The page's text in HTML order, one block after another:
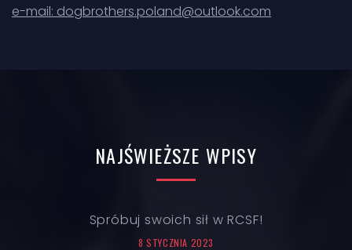
e-mail: dogbrothers.poland@outlook.com
NAJŚWIEŻSZE WPISY
Spróbuj swoich sił w RCSF!
8 STYCZNIA 2023